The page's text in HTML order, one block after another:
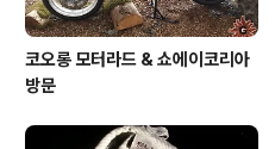
코오롱 모터라드 & 쇼에이코리아
방문